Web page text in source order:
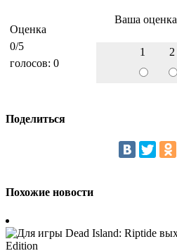
Оценка
0/5
голосов: 0
Ваша оценка
1
2
Поделиться
Похожие новости